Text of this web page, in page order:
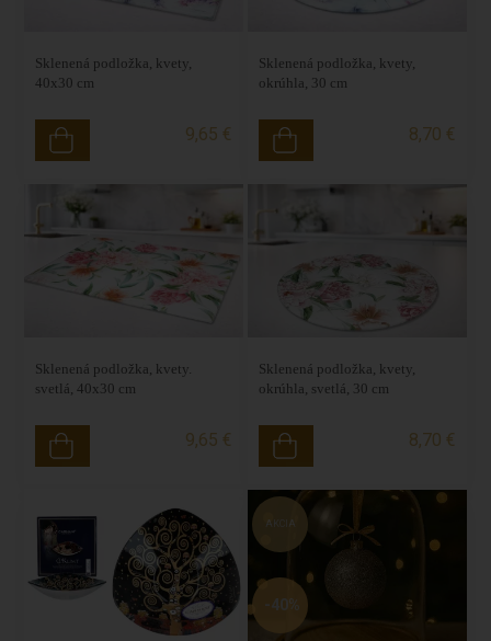
Sklenená podložka, kvety,
40x30 cm
9,65 €
Sklenená podložka, kvety,
okrúhla, 30 cm
8,70 €
Sklenená podložka, kvety.
svetlá, 40x30 cm
9,65 €
Sklenená podložka, kvety,
okrúhla, svetlá, 30 cm
8,70 €
AKCIA
-40%